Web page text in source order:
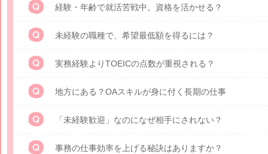
経験・年齢で就活苦戦中。資格を活かせる？
未経験の職種で、希望最低額を得るには？
実務経験よりTOEICの点数が重視される？
地方にある？OAスキルが身に付く長期の仕事
「未経験歓迎」なのになぜ相手にされない？
事務の仕事効率を上げる秘訣はありますか？